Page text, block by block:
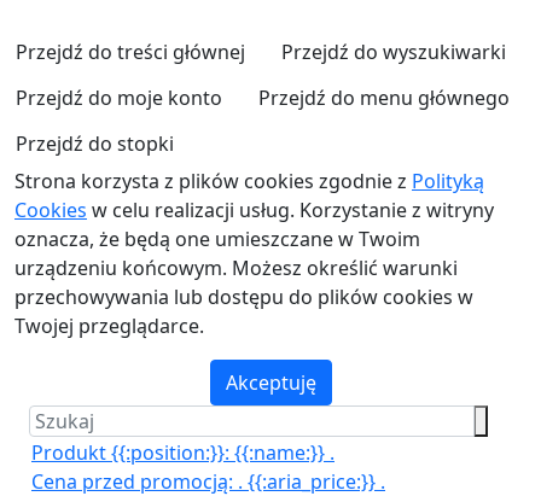
Przejdź do treści głównej
Przejdź do wyszukiwarki
Przejdź do moje konto
Przejdź do menu głównego
Przejdź do stopki
Strona korzysta z plików cookies zgodnie z Polityką
Cookies w celu realizacji usług. Korzystanie z witryny
oznacza, że będą one umieszczane w Twoim
urządzeniu końcowym. Możesz określić warunki
przechowywania lub dostępu do plików cookies w
Twojej przeglądarce.
Akceptuję
Produkt {{:position:}}: {{:name:}} .
Cena przed promocją: . {{:aria_price:}} .